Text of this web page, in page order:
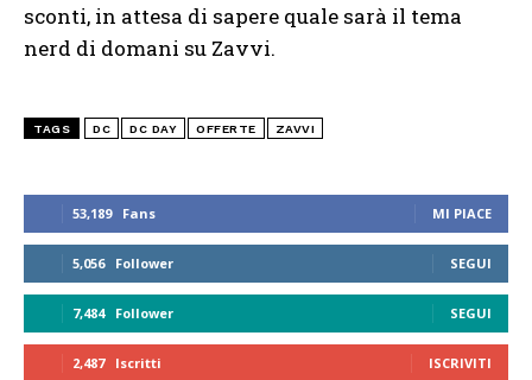
53,189 Fans MI PIACE
5,056 Follower SEGUI
7,484 Follower SEGUI
2,487 Iscritti ISCRIVITI
sconti, in attesa di sapere quale sarà il tema
nerd di domani su Zavvi.
TAGS DC DC DAY OFFERTE ZAVVI